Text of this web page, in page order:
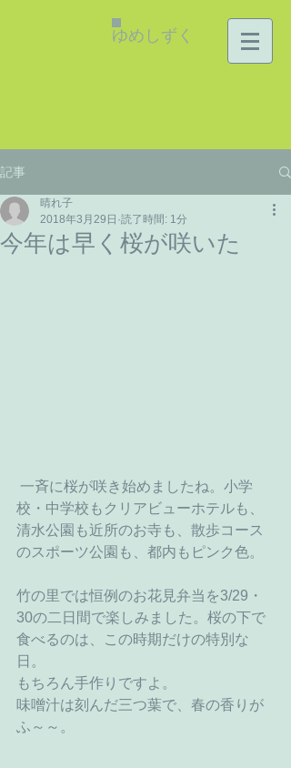
ゆめしずく
記事
今年は早く桜が咲いた
晴れ子
2018年3月29日 読了時間: 1分
校・中学校もクリアビューホテルも、
清水公園も近所のお寺も、散歩コース
のスポーツ公園も、都内もピンク色。
竹の里では恒例のお花見弁当を3/29・
30の二日間で楽しみました。桜の下で
食べるのは、この時期だけの特別な
日。
もちろん手作りですよ。
味噌汁は刻んだ三つ葉で、春の香りが
ふ～～。